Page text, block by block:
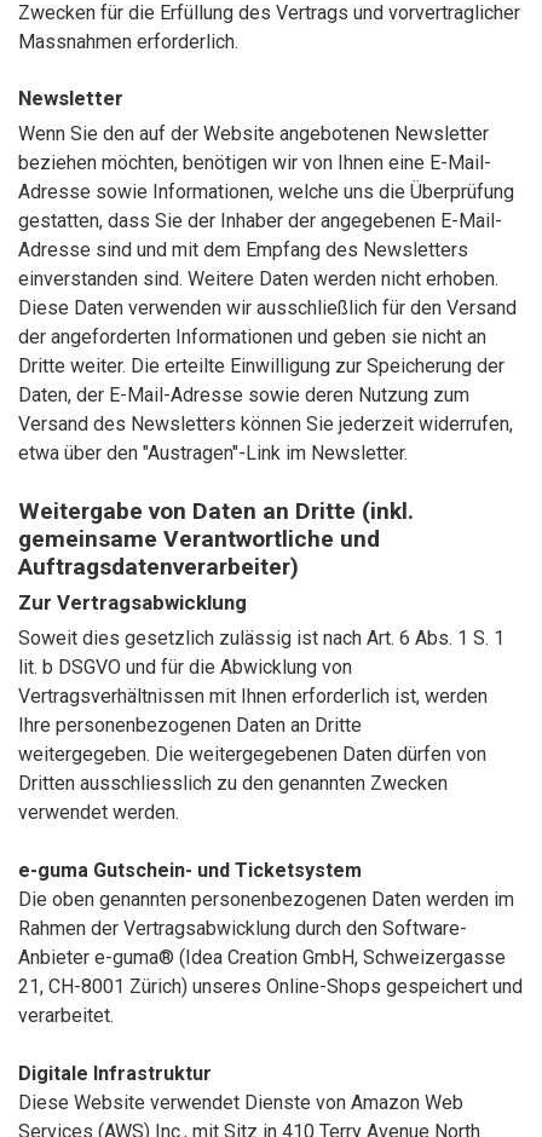
Zwecken für die Erfüllung des Vertrags und vorvertraglicher
Massnahmen erforderlich.
Newsletter
Wenn Sie den auf der Website angebotenen Newsletter
beziehen möchten, benötigen wir von Ihnen eine E-Mail-
Adresse sowie Informationen, welche uns die Überprüfung
gestatten, dass Sie der Inhaber der angegebenen E-Mail-
Adresse sind und mit dem Empfang des Newsletters
einverstanden sind. Weitere Daten werden nicht erhoben.
Diese Daten verwenden wir ausschließlich für den Versand
der angeforderten Informationen und geben sie nicht an
Dritte weiter. Die erteilte Einwilligung zur Speicherung der
Daten, der E-Mail-Adresse sowie deren Nutzung zum
Versand des Newsletters können Sie jederzeit widerrufen,
etwa über den "Austragen"-Link im Newsletter.
Weitergabe von Daten an Dritte (inkl.
gemeinsame Verantwortliche und
Auftragsdatenverarbeiter)
Zur Vertragsabwicklung
Soweit dies gesetzlich zulässig ist nach Art. 6 Abs. 1 S. 1
lit. b DSGVO und für die Abwicklung von
Vertragsverhältnissen mit Ihnen erforderlich ist, werden
Ihre personenbezogenen Daten an Dritte
weitergegeben. Die weitergegebenen Daten dürfen von
Dritten ausschliesslich zu den genannten Zwecken
verwendet werden.
e-guma Gutschein- und Ticketsystem
Die oben genannten personenbezogenen Daten werden im
Rahmen der Vertragsabwicklung durch den Software-
Anbieter e-guma® (Idea Creation GmbH, Schweizergasse
21, CH-8001 Zürich) unseres Online-Shops gespeichert und
verarbeitet.
Digitale Infrastruktur
Diese Website verwendet Dienste von Amazon Web
Services (AWS) Inc., mit Sitz in 410 Terry Avenue North